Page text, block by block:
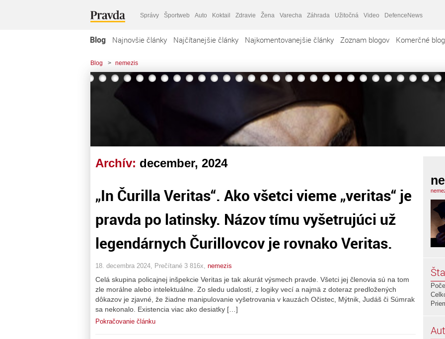
Správy Športweb Auto Koktail Zdravie Žena Varecha Záhrada Užitočná Video DefenceNews
Blog Najnovšie články Najčítanejšie články Najkomentovanejšie články Zoznam blogov Komerčné
Blog > nemezis
Archív: december, 2024
„In Čurilla Veritas“. Ako všetci vieme „veritas“ je
pravda po latinsky. Názov tímu vyšetrujúci už
legendárnych Čurillovcov je rovnako Veritas.
18. decembra 2024, Prečítané 3 816x, nemezis
Celá skupina policajnej inšpekcie Veritas je tak akurát výsmech pravde. Všetci jej členovia sú na tom
zle morálne alebo intelektuálne. Zo sledu udalostí, z logiky vecí a najmä z doteraz predložených
dôkazov je zjavné, že žiadne manipulovanie vyšetrovania v kauzách Očistec, Mýtnik, Judáš či Súmrak
sa nekonalo. Existencia viac ako desiatky […]
Pokračovanie článku